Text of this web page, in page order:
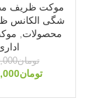
موکت ظریف
شگی الکانس
محصولات
تومان
تومان